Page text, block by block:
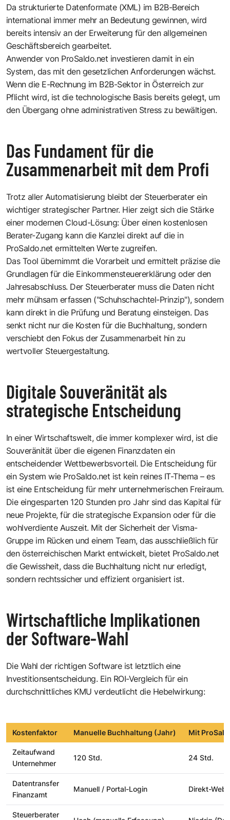
Da strukturierte Datenformate (XML) im B2B-Bereich
international immer mehr an Bedeutung gewinnen, wird
bereits intensiv an der Erweiterung für den allgemeinen
Geschäftsbereich gearbeitet.
Anwender von ProSaldo.net investieren damit in ein
System, das mit den gesetzlichen Anforderungen wächst.
Wenn die E-Rechnung im B2B-Sektor in Österreich zur
Pflicht wird, ist die technologische Basis bereits gelegt, um
den Übergang ohne administrativen Stress zu bewältigen.
Das Fundament für die
Zusammenarbeit mit dem Profi
Trotz aller Automatisierung bleibt der Steuerberater ein
wichtiger strategischer Partner. Hier zeigt sich die Stärke
einer modernen Cloud-Lösung: Über einen kostenlosen
Berater-Zugang kann die Kanzlei direkt auf die in
ProSaldo.net ermittelten Werte zugreifen.
Das Tool übernimmt die Vorarbeit und ermittelt präzise die
Grundlagen für die Einkommensteuererklärung oder den
Jahresabschluss. Der Steuerberater muss die Daten nicht
mehr mühsam erfassen ("Schuhschachtel-Prinzip"), sondern
kann direkt in die Prüfung und Beratung einsteigen. Das
senkt nicht nur die Kosten für die Buchhaltung, sondern
verschiebt den Fokus der Zusammenarbeit hin zu
wertvoller Steuergestaltung.
Digitale Souveränität als
strategische Entscheidung
In einer Wirtschaftswelt, die immer komplexer wird, ist die
Souveränität über die eigenen Finanzdaten ein
entscheidender Wettbewerbsvorteil. Die Entscheidung für
ein System wie ProSaldo.net ist kein reines IT-Thema – es
ist eine Entscheidung für mehr unternehmerischen Freiraum.
Die eingesparten 120 Stunden pro Jahr sind das Kapital für
neue Projekte, für die strategische Expansion oder für die
wohlverdiente Auszeit. Mit der Sicherheit der Visma-
Gruppe im Rücken und einem Team, das ausschließlich für
den österreichischen Markt entwickelt, bietet ProSaldo.net
die Gewissheit, dass die Buchhaltung nicht nur erledigt,
sondern rechtssicher und effizient organisiert ist.
Wirtschaftliche Implikationen
der Software-Wahl
Die Wahl der richtigen Software ist letztlich eine
Investitionsentscheidung. Ein ROI-Vergleich für ein
durchschnittliches KMU verdeutlicht die Hebelwirkung:
Kostenfaktor Manuelle Buchhaltung (Jahr) Mit
Zeitaufwand
Unternehmer
120 Std. 24 Std.
Datentransfer
Finanzamt
Manuell / Portal-Login Direkt-
Steuerberater